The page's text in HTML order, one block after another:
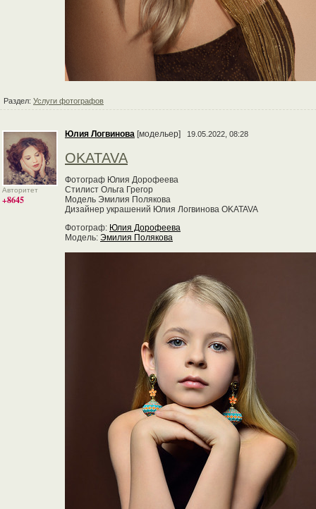
Раздел: Услуги фотографов
Авторитет
+8645
Юлия Логвинова [модельер] 19.05.2022, 08:28
OKATAVA
Фотограф Юлия Дорофеева
Стилист Ольга Грегор
Модель Эмилия Полякова
Дизайнер украшений Юлия Логвинова OKATAVA
Фотограф: Юлия Дорофеева
Модель: Эмилия Полякова